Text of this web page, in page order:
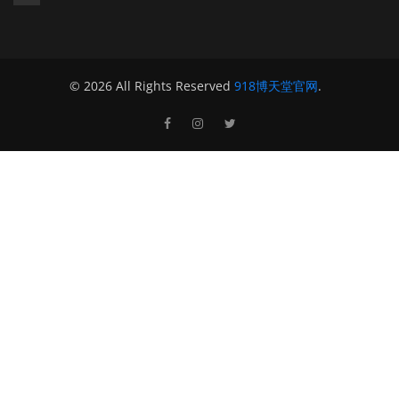
© 2026 All Rights Reserved 918博天堂官网.